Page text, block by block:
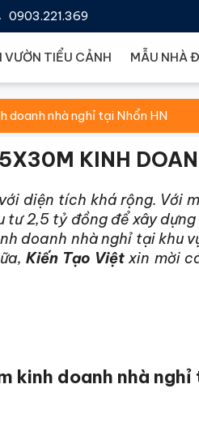
0903.221.369
VƯỜN TIỂU CẢNH MẪU NHÀ
doanh nhà nghỉ tại Nhổn HN
KINH
diện tích khá rộng. Với
2,5 tỷ đồng để xây
doanh nhà nghỉ tại khu
Kiến Tạo Việt xin mời
kinh doanh nhà nghỉ